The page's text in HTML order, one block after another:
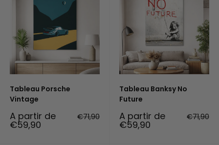
Tableau Porsche
Vintage
Prix
réduit
A partir de
€59,90
Prix
normal
€71,90
Tableau Banksy No
Future
Prix
réduit
A partir de
€59,90
Prix
normal
€71,90